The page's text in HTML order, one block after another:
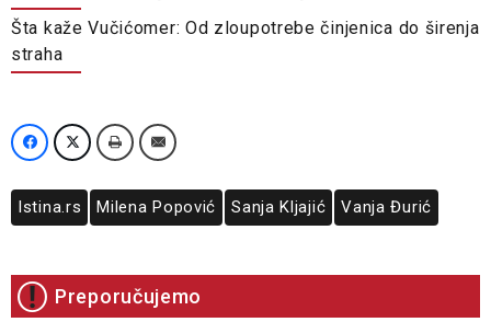
Šta kaže Vučićomer: Od zloupotrebe činjenica do širenja
straha
Istina.rs Milena Popović Sanja Kljajić Vanja Đurić
Preporučujemo